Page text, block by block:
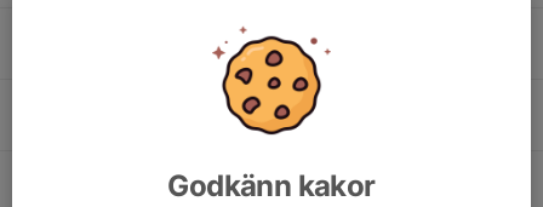
Godkänn kakor